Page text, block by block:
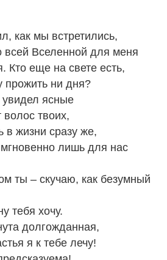
как мы встретились,
всей Вселенной для меня
Кто еще на свете есть,
прожить ни дня?
увидел ясные
твоих,
в жизни сразу же,
лишь для нас
ты – скучаю, как безумный
тебя хочу.
долгожданная,
я к тебе лечу!